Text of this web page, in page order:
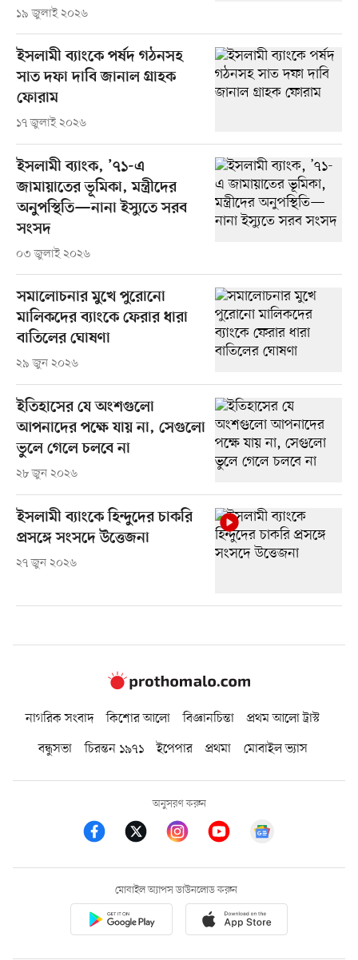
১৯ জুলাই ২০২৬
ইসলামী ব্যাংকে পর্ষদ গঠনসহ
সাত দফা দাবি জানাল গ্রাহক
ফোরাম
১৭ জুলাই ২০২৬
ইসলামী ব্যাংক, ’৭১-এ
জামায়াতের ভূমিকা, মন্ত্রীদের
অনুপস্থিতি—নানা ইস্যুতে সরব
সংসদ
০৩ জুলাই ২০২৬
সমালোচনার মুখে পুরোনো
মালিকদের ব্যাংকে ফেরার ধারা
বাতিলের ঘোষণা
২৯ জুন ২০২৬
ইতিহাসের যে অংশগুলো
আপনাদের পক্ষে যায় না, সেগুলো
ভুলে গেলে চলবে না
২৮ জুন ২০২৬
ইসলামী ব্যাংকে হিন্দুদের চাকরি
প্রসঙ্গে সংসদে উত্তেজনা
২৭ জুন ২০২৬
নাগরিক সংবাদ কিশোর আলো বিজ্ঞানচিন্তা
প্রথম আলো ট্রাস্ট
বন্ধুসভা
চিরন্তন ১৯৭১ ইপেপার প্রথমা মোবাইল ভ্যাস
অনুসরণ করুন
মোবাইল অ্যাপস ডাউনলোড করুন